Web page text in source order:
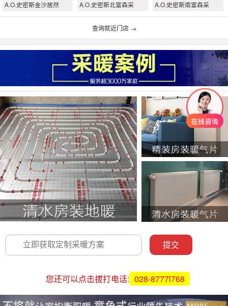
A.O.史密斯金沙居然 A.O.史密斯北富森采 A.O.史密斯南富森采
查询就近门店 →
您还可以点击拔打电话: 028-8777l768